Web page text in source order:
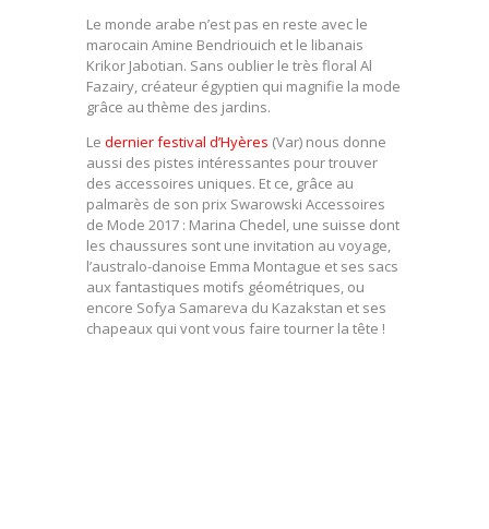
Le monde arabe n’est pas en reste avec le
marocain Amine Bendriouich et le libanais
Krikor Jabotian. Sans oublier le très floral Al
Fazairy, créateur égyptien qui magnifie la mode
grâce au thème des jardins.
Le dernier festival d’Hyères (Var) nous donne
aussi des pistes intéressantes pour trouver
des accessoires uniques. Et ce, grâce au
palmarès de son prix Swarowski Accessoires
de Mode 2017 : Marina Chedel, une suisse dont
les chaussures sont une invitation au voyage,
l’australo-danoise Emma Montague et ses sacs
aux fantastiques motifs géométriques, ou
encore Sofya Samareva du Kazakstan et ses
chapeaux qui vont vous faire tourner la tête !